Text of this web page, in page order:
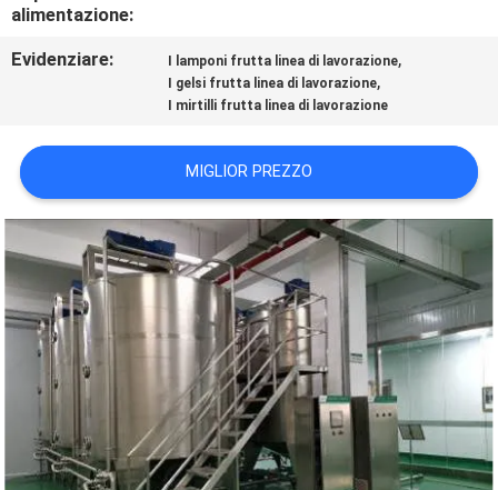
DELLA
CONTATTACI
CHIEDI UN
PREVENTIVO
MAPPA
DEL
SITO
PRIVACY
alimentazione:
Evidenziare: I lamponi frutta linea di lavorazione,
I gelsi frutta linea di lavorazione,
I mirtilli frutta linea di lavorazione
MIGLIOR PREZZO